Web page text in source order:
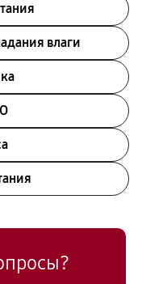
влаги